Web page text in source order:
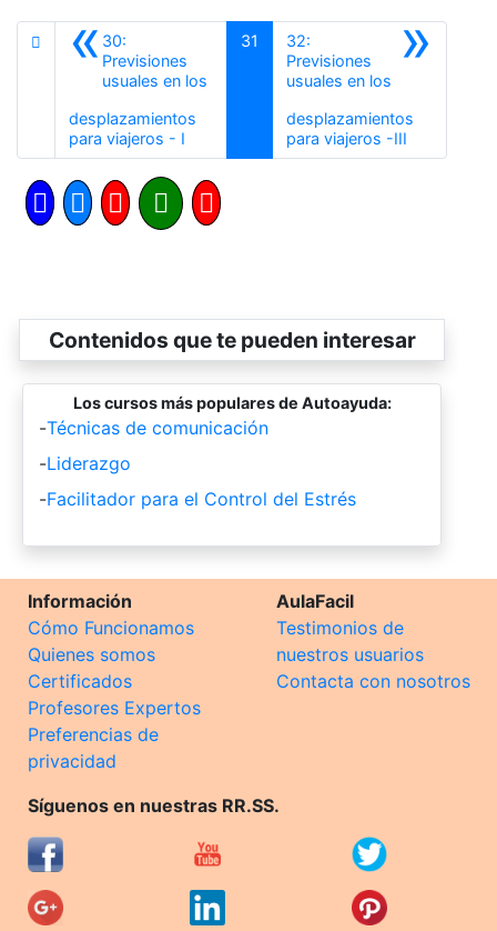
«30:
Previsiones
usuales en los
desplazamientos
para viajeros - I
31 »
32:
Previsiones
usuales en los
desplazamientos
para viajeros -III
Contenidos que te pueden interesar
Los cursos más populares de Autoayuda:
-Técnicas de comunicación
-Liderazgo
-Facilitador para el Control del Estrés
Información
Cómo Funcionamos
Quienes somos
Certificados
Profesores Expertos
Preferencias de
privacidad
AulaFacil
Testimonios de
nuestros usuarios
Contacta con nosotros
Síguenos en nuestras RR.SS.